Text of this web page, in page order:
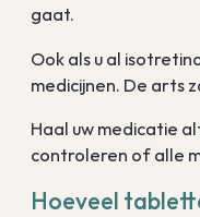
gaat.
Ook als u al
medicijnen. De arts
Haal uw medicatie
controleren of alle
Hoeveel